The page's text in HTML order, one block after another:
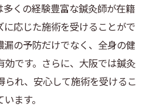
多くの経験豊富な鍼灸師が在籍
に応じた施術を受けることがで
漏の予防だけでなく、全身の健
効です。さらに、大阪では鍼灸
られ、安心して施術を受けるこ
ます。